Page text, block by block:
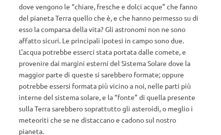
dove vengono le “chiare, fresche e dolci acque” che fanno
del pianeta Terra quello che è, e che hanno permesso su di
esso la comparsa della vita? Gli astronomi non ne sono
affatto sicuri. Le principali ipotesi in campo sono due.
L’acqua potrebbe esserci stata portata dalle comete, e
provenire dai margini esterni del Sistema Solare dove la
maggior parte di queste si sarebbero formate; oppure
potrebbe essersi formata più vicino a noi, nelle parti più
interne del sistema solare, e la “fonte” di quella presente
sulla Terra sarebbero soprattutto gli asteroidi, o meglio i
meteoriti che se ne distaccano e cadono sul nostro
pianeta.